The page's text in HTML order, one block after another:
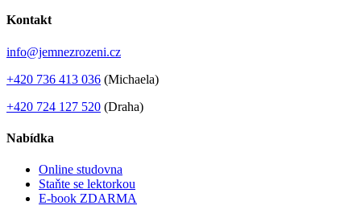
Kontakt
info@jemnezrozeni.cz
+420 736 413 036 (Michaela)
+420 724 127 520 (Draha)
Nabídka
Online studovna
Staňte se lektorkou
E-book ZDARMA